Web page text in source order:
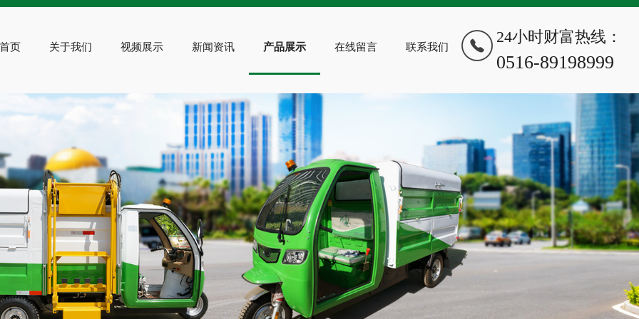
页 关于我们 视频展示 新闻资讯 产品展示 在线留言 联系我们
24小时财富热线：
0516-89198999